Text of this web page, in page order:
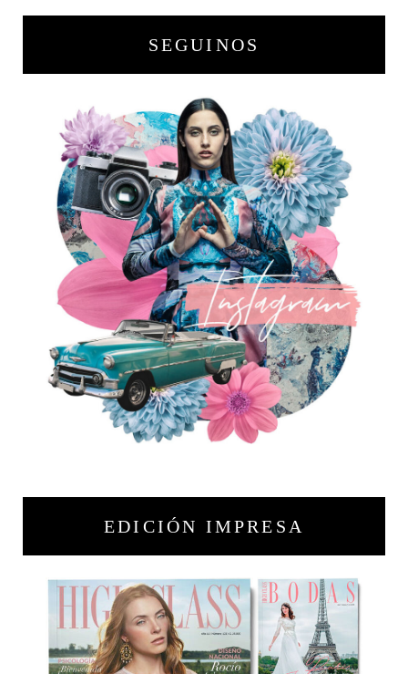
SEGUINOS
EDICIÓN IMPRESA